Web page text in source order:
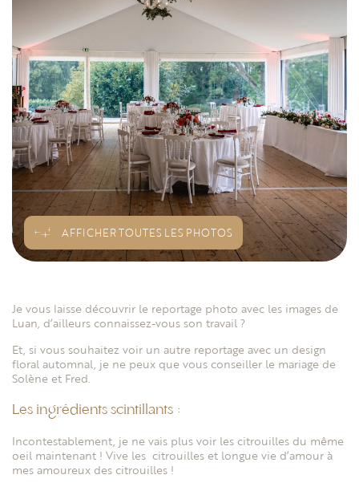
AFFICHER TOUTES LES PHOTOS
Je vous laisse découvrir le reportage photo avec les images de
Luan, d’ailleurs connaissez-vous son travail ?
Et, si vous souhaitez voir un autre reportage avec un design
floral automnal, je ne peux que vous conseiller le mariage de
Solène et Fred.
Les ingrédients scintillants :
Incontestablement, je ne vais plus voir les citrouilles du même
oeil maintenant ! Vive les citrouilles et longue vie d’amour à
mes amoureux des citrouilles !